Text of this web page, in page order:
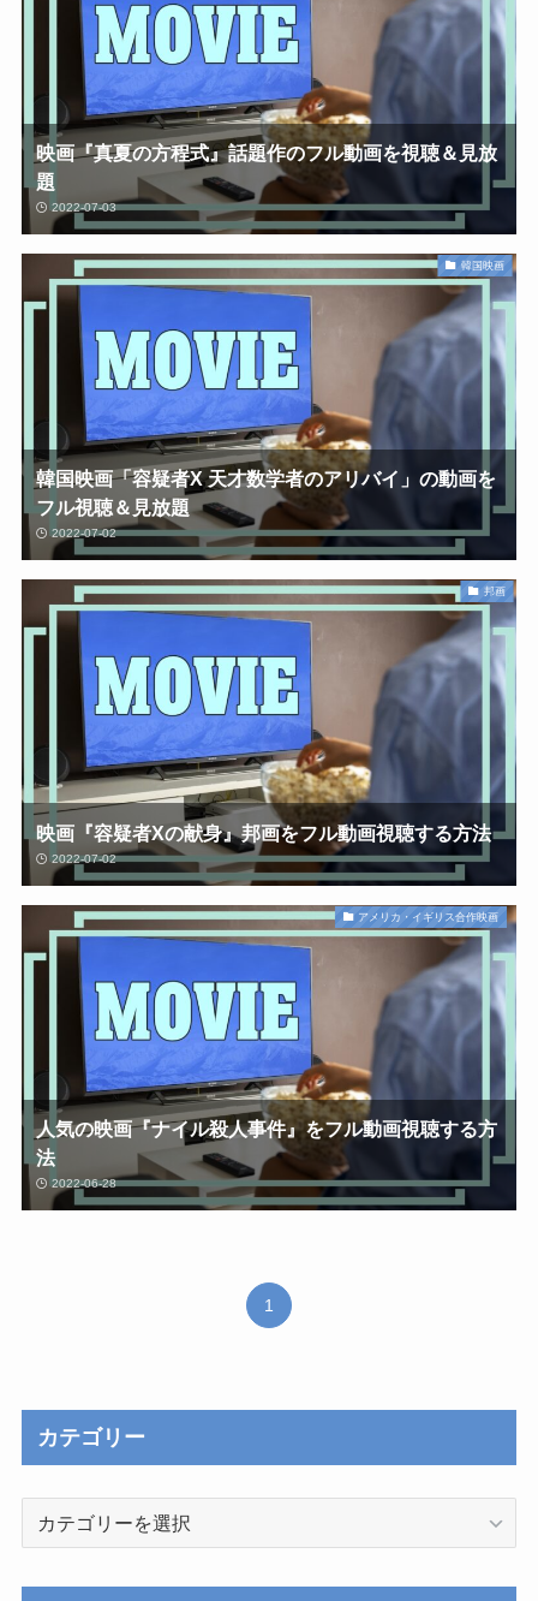
映画『真夏の方程式』話題作のフル動画を視聴＆見放
題
2022-07-03
韓国映画
韓国映画「容疑者X 天才数学者のアリバイ」の動画を
フル視聴＆見放題
2022-07-02
邦画
映画『容疑者Xの献身』邦画をフル動画視聴する方法
2022-07-02
アメリカ・イギリス合作映画
人気の映画『ナイル殺人事件』をフル動画視聴する方
法
2022-06-28
1
カテゴリー